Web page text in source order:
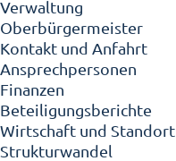
Verwaltung
Oberbürgermeister
Kontakt und Anfahrt
Ansprechpersonen
Finanzen
Beteiligungsberichte
Wirtschaft und Standort
Strukturwandel